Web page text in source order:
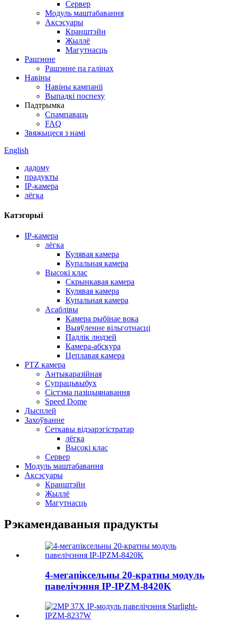
Сервер
Модуль маштабавання
Аксэсуары
Кранштэйн
Жыллё
Магутнасць
Рашэнне
Рашэнне па галінах
Навіны
Навіны кампаніі
Выпадкі поспеху
Падтрымка
Спампаваць
FAQ
Звяжыцеся з намі
English
дадому
прадукты
IP-камера
лёгка
Катэгорыі
IP-камера
лёгка
Кулявая камера
Купальная камера
Высокі клас
Скрынкавая камера
Кулявая камера
Купальная камера
Асаблівы
Камера рыбінае вока
Выяўленне вільготнасці
Падлік людзей
Камера-абскура
Цеплавая камера
PTZ камера
Антыкаразійная
Супрацьвыбух
Сістэма пазіцыянавання
Speed ​​Dome
Дысплей
Захоўванне
Сеткавы відэарэгістратар
лёгка
Высокі клас
Сервер
Модуль маштабавання
Аксэсуары
Кранштэйн
Жыллё
Магутнасць
Рэкамендаваныя прадукты
4-мегапіксельны 20-кратны модуль
павелічэння IP-IPZM-8420K